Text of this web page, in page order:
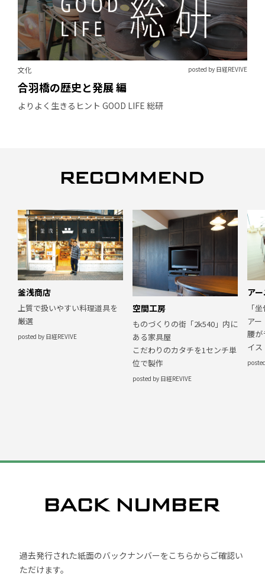
文化 posted by 日経REVIVE
合羽橋の歴史と発展 編
よりよく生きるヒント GOOD LIFE 総研
釜浅商店
上質で扱いやすい料理道具を
厳選
posted by 日経REVIVE
空間工房
ものづくりの街「2k540」内に
ある家具屋
こだわりのカタチを1センチ単
位で製作
posted by 日経REVIVE
ア
「
アー
腰が
イス
過去発行された紙面のバックナンバーをこちらからご確認い
ただけます。